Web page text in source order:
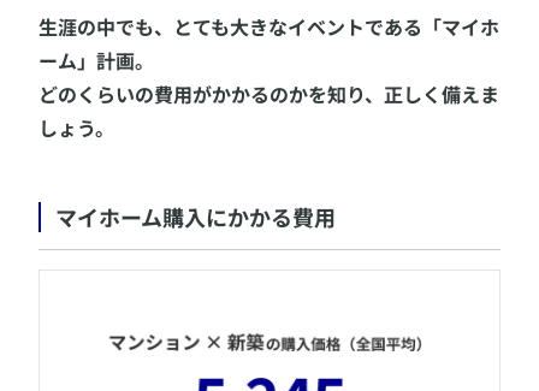
​​生涯の中でも、とても大きなイベントである「マイホ
ーム」計画。
どのくらいの費用がかかるのかを知り、正しく備えま
しょう。
マイホーム購入にかかる費用